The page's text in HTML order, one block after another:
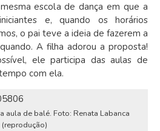
escola de dança em que a
e, quando os horários
o pai teve a ideia de fazerem a
A filha adorou a proposta!
ele participa das aulas de
com ela.
aula de balé. Foto: Renata Labanca
(reprodução)